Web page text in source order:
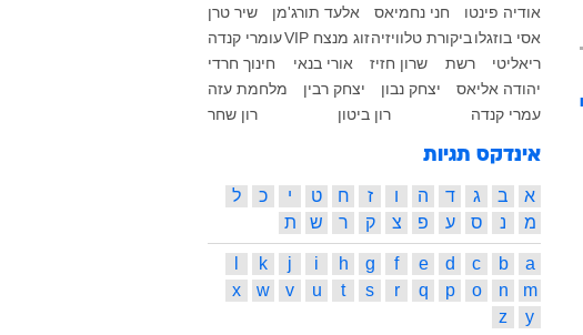
אודיה פינטו חני נחמיאס אלעד תורג'מן
שיר טרן
אסי בוזגלוביקורת טלוויזיהזוג מנצח VIP
עומרי קנדה
ריאליטי
רשת שרון חזיז אורי בנאי
חינוך חרדי
יהודה אליאס
יצחק נבון יצחק רבין
מלחמת עזה
עמרי קנדה
רון ביטון רון שחר
אינדקס תגיות
א ב ג ד ה ו ז ח ט י כ
ל
מ
נ ס ע פ צ ק ר ש ת
a
b
c
d
e
f
g
h
i
j
k
m
n
o
p
q
r
s
t
u
v
w
x
y
z